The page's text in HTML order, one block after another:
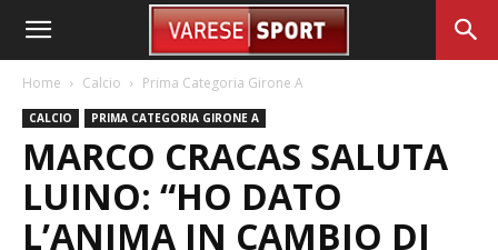
Home Calcio Prima Categoria Girone A
CALCIO PRIMA CATEGORIA GIRONE A
MARCO CRACAS SALUTA
LUINO: “HO DATO
L’ANIMA IN CAMBIO DI